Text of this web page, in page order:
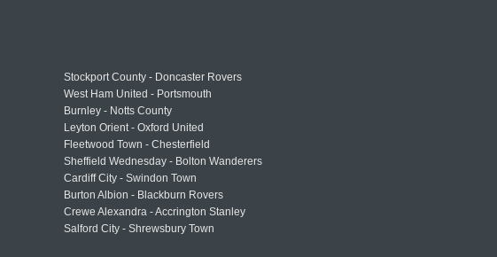
Stockport County - Doncaster Rovers
West Ham United - Portsmouth
Burnley - Notts County
Leyton Orient - Oxford United
Fleetwood Town - Chesterfield
Sheffield Wednesday - Bolton Wanderers
Cardiff City - Swindon Town
Burton Albion - Blackburn Rovers
Crewe Alexandra - Accrington Stanley
Salford City - Shrewsbury Town